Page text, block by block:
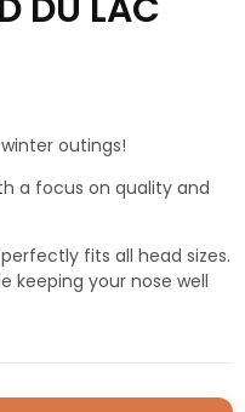
outings!
a focus on quality and
fits all head sizes.
keeping your nose well